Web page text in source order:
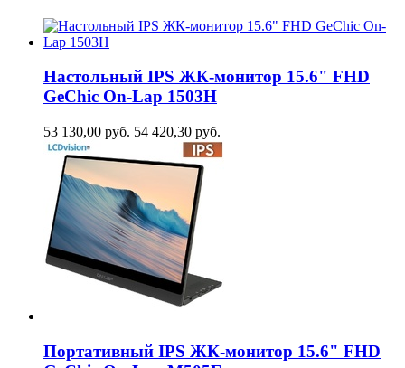
Настольный IPS ЖК-монитор 15.6" FHD
GeСhic On-Lap 1503H
53 130,00 руб. 54 420,30 руб.
Портативный IPS ЖК-монитор 15.6" FHD